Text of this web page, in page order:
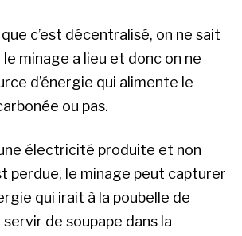
c’est décentralisé, on ne sait
minage a lieu et donc on ne
d’énergie qui alimente le
ou pas.
électricité produite et non
perdue, le minage peut capturer
qui irait à la poubelle de
de soupape dans la